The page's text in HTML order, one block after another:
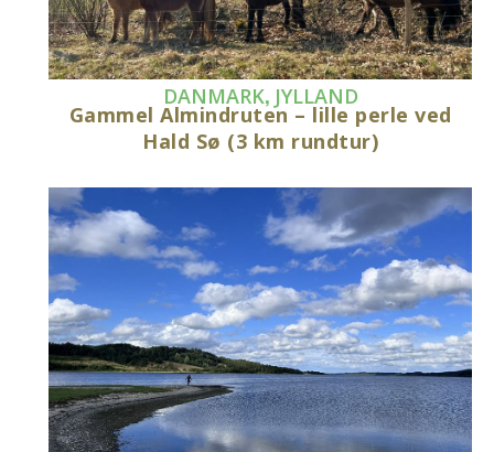
DANMARK, JYLLAND
Gammel Almindruten – lille perle ved
Hald Sø (3 km rundtur)